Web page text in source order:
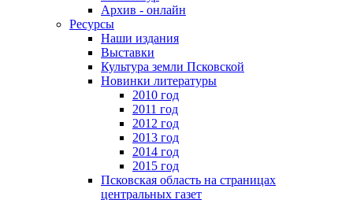
Архив - онлайн
Ресурсы
Наши издания
Выставки
Культура земли Псковской
Новинки литературы
2010 год
2011 год
2012 год
2013 год
2014 год
2015 год
Псковская область на страницах
центральных газет